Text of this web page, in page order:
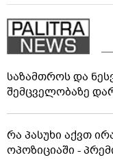
საზამთროს და
შემცველობაზე
რა პასუხი აქვთ
ოპოზიციაში -